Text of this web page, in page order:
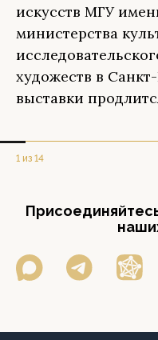
искусств МГУ
министерства
художеств в
выставки
1 из 14